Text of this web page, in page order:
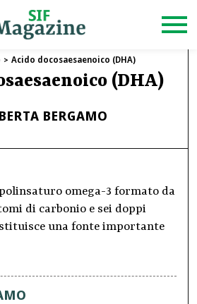
Acido docosaesaenoico (DHA)
(DHA)
BERGAMO
omega-3 formato da
di carbonio e sei doppi
una fonte importante